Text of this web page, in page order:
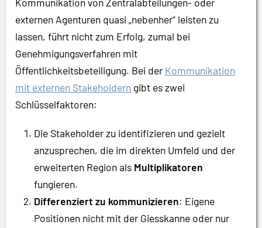
Kommunikation von Zentralabteilungen- oder
externen Agenturen quasi „nebenher“ leisten zu
lassen, führt nicht zum Erfolg, zumal bei
Genehmigungsverfahren mit
Öffentlichkeitsbeteiligung. Bei der Kommunikation
mit externen Stakeholdern gibt es zwei
Schlüsselfaktoren:
Die Stakeholder zu identifizieren und gezielt
anzusprechen, die im direkten Umfeld und der
erweiterten Region als Multiplikatoren
fungieren.
Differenziert zu kommunizieren: Eigene
Positionen nicht mit der Giesskanne oder nur